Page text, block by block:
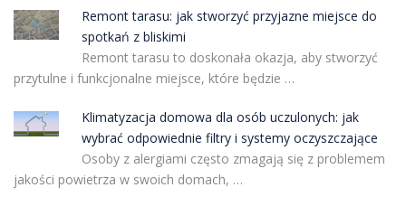
Remont tarasu: jak stworzyć przyjazne miejsce do
spotkań z bliskimi
Remont tarasu to doskonała okazja, aby stworzyć
przytulne i funkcjonalne miejsce, które będzie …
Klimatyzacja domowa dla osób uczulonych: jak
wybrać odpowiednie filtry i systemy oczyszczające
Osoby z alergiami często zmagają się z problemem
jakości powietrza w swoich domach, …